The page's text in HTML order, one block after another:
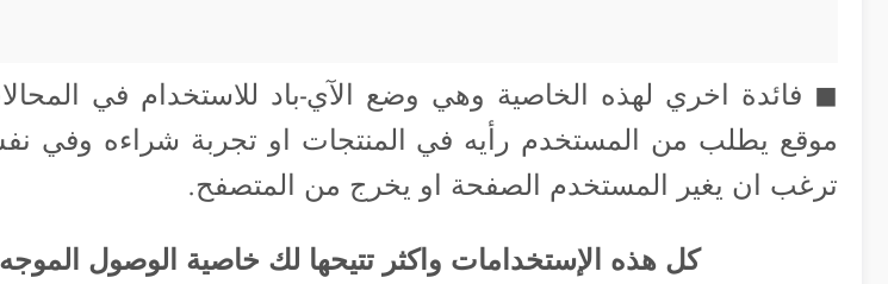
◼︎ فائدة اخري لهذه الخاصية وهي وضع الآي-باد للاستخدام في
موقع يطلب من المستخدم رأيه في المنتجات او تجربة شراءه وفي
ترغب ان يغير المستخدم الصفحة او يخرج من المتصفح.
كل هذه الإستخدامات واكثر تتيحها لك خاصية الوصول الموجه